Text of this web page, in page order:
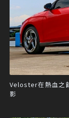
Veloster在熱血之
影